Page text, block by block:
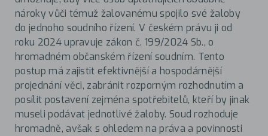
nároky vůči témuž žalovanému spojilo své žaloby
do jednoho soudního řízení. V českém právu ji od
roku 2024 upravuje zákon č. 199/2024 Sb., o
hromadném občanském řízení soudním. Tento
postup má zajistit efektivnější a hospodárnější
projednání věci, zabránit rozporným rozhodnutím a
posílit postavení zejména spotřebitelů, kteří by jinak
museli podávat jednotlivé žaloby. Soud rozhoduje
hromadně, avšak s ohledem na práva a povinnosti